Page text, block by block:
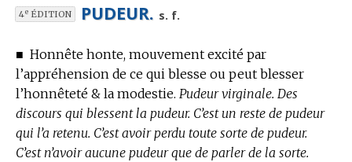
4eÉDITION PUDEUR. s. f.
■ Honnête honte, mouvement excité par
l’appréhension de ce qui blesse ou peut blesser
l’honnêteté & la modestie. Pudeur virginale. Des
discours qui blessent la pudeur. C’est un reste de pudeur
qui l’a retenu. C’est avoir perdu toute sorte de pudeur.
C’est n’avoir aucune pudeur que de parler de la sorte.